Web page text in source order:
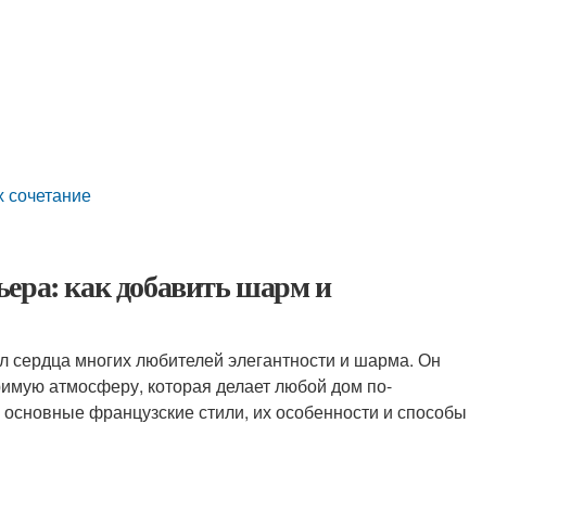
как добавить шарм и
сердца многих любителей элегантности и шарма. Он
атмосферу, которая делает любой дом по-
французские стили, их особенности и способы